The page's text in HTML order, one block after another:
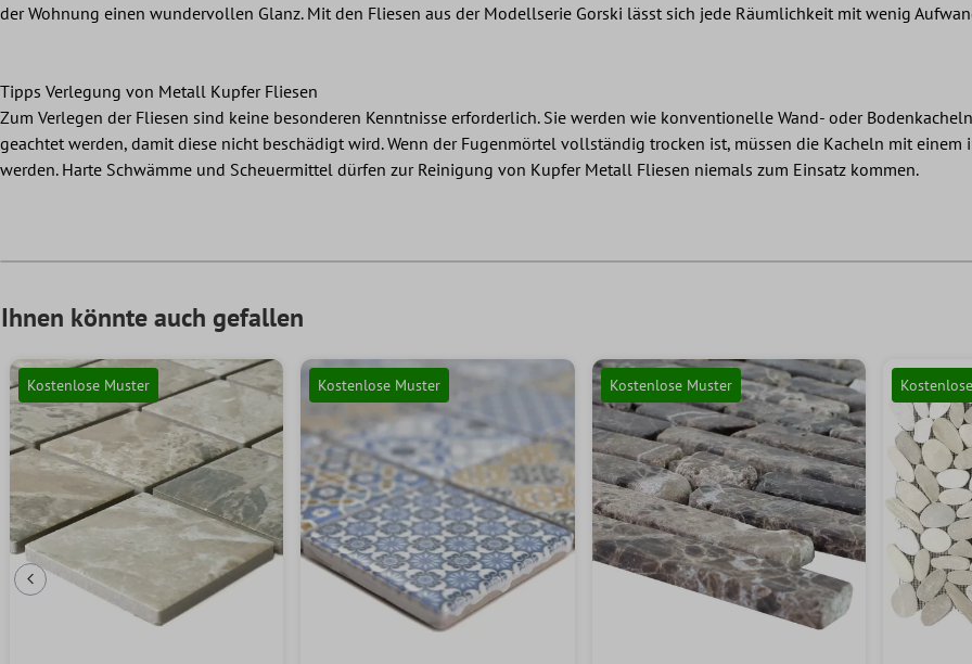
der Wohnung einen wundervollen Glanz. Mit den Fliesen aus der Modellserie Gorski lässt sich jede Räumlichkeit mit wenig
Tipps Verlegung von Metall Kupfer Fliesen
Zum Verlegen der Fliesen sind keine besonderen Kenntnisse erforderlich. Sie werden wie konventionelle Wand- oder
geachtet werden, damit diese nicht beschädigt wird. Wenn der Fugenmörtel vollständig trocken ist, müssen die Kacheln mit
werden. Harte Schwämme und Scheuermittel dürfen zur Reinigung von Kupfer Metall Fliesen niemals zum Einsatz kommen.
Ihnen könnte auch gefallen
Vorherige Folie
Kostenlose Muster Kostenlose Muster Kostenlose Muster